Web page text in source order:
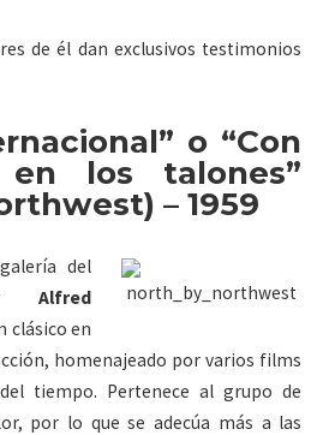
de él dan exclusivos testimonios
o “Con
los talones”
– 1959
del
Alfred
clásico en
homenajeado por varios films
tiempo. Pertenece al grupo de
por lo que se adecúa más a las